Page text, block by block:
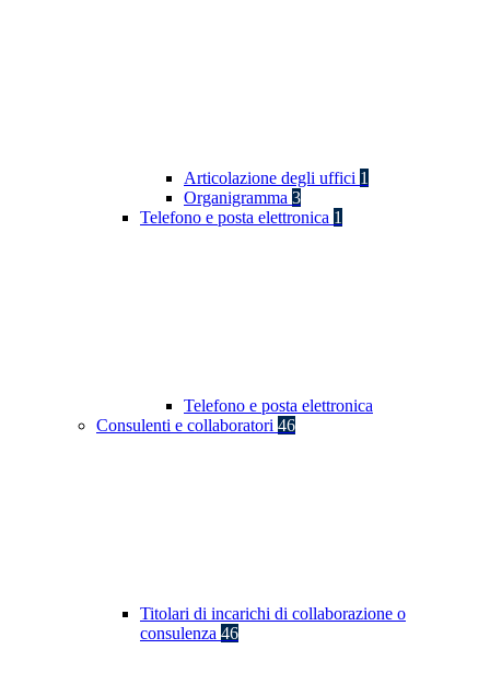
Articolazione degli uffici 1
Organigramma 3
Telefono e posta elettronica 1
Telefono e posta elettronica
Consulenti e collaboratori 46
Titolari di incarichi di collaborazione o
consulenza 46